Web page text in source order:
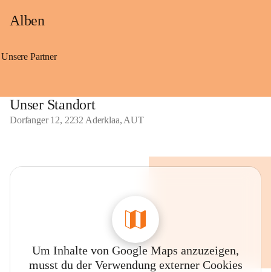
Alben
Unsere Partner
Unser Standort
Dorfanger 12, 2232 Aderklaa, AUT
Um Inhalte von Google Maps anzuzeigen,
musst du der Verwendung externer Cookies